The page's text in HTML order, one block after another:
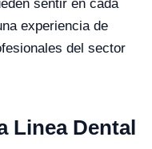
sentir en cada
experiencia de
del sector
Linea Dental